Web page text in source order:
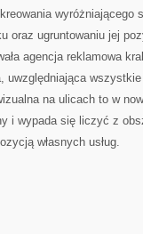
wyróżniającego
oraz ugruntowaniu jej
agencja reklamowa
uwzględniająca
na ulicach to w
i wypada się liczyć z
własnych usług.